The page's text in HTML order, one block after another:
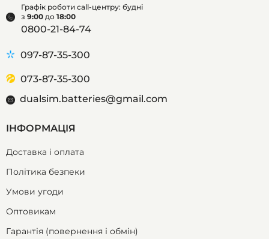
Графік роботи call-центру: будні
з 9:00 до 18:00
0800-21-84-74
097-87-35-300
073-87-35-300
dualsim.batteries@gmail.com
ІНФОРМАЦІЯ
Доставка і оплата
Політика безпеки
Умови угоди
Оптовикам
Гарантія (повернення і обмін)